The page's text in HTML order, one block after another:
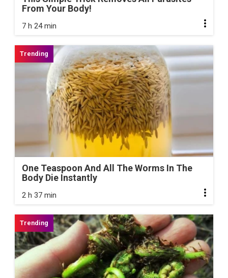
From Your Body!
7 h 24 min
One Teaspoon And All The Worms In The
Body Die Instantly
2 h 37 min